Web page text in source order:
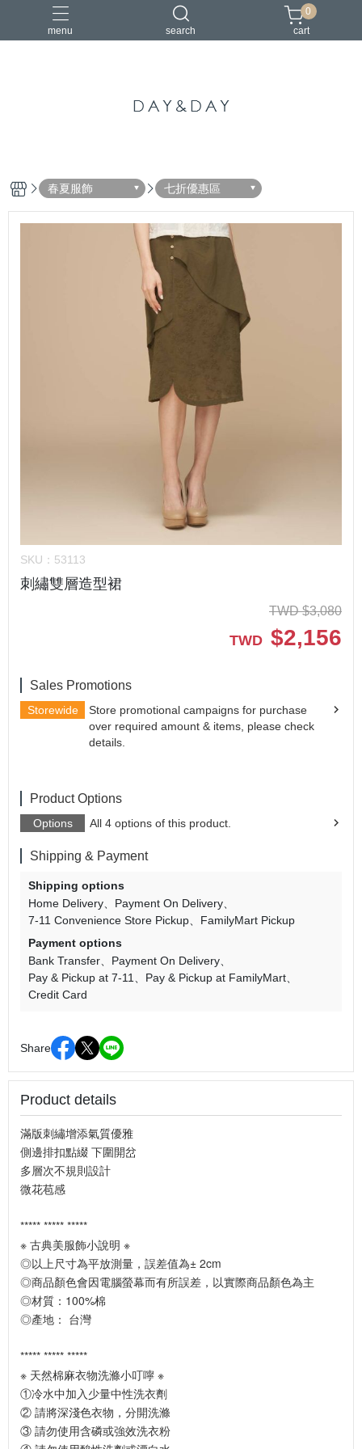
menu search
棉麻 茶禪服
0
cart
春夏服飾 七折優惠區
SKU： 53113
刺繡雙層造型裙
TWD $3,080
TWD $2,156
Sales Promotions
Storewide
Store promotional campaigns for purchase
over required amount & items, please check
details.
Product Options
Options All 4 options of this product.
Shipping & Payment
Shipping options
Home Delivery
Payment On Delivery
7-11 Convenience Store Pickup
FamilyMart Pickup
Payment options
Bank Transfer
Payment On Delivery
Pay & Pickup at 7-11
Pay & Pickup at FamilyMart
Credit Card
Share
Product details
滿版刺繡增添氣質優雅
側邊排扣點綴 下圍開岔
多層次不規則設計
微花苞感
***** ***** *****
※ 古典美服飾小說明 ※
◎以上尺寸為平放測量，誤差值為± 2cm
◎商品顏色會因電腦螢幕而有所誤差，以實際商品顏色為主
◎材質：100%棉
◎產地： 台灣
***** ***** *****
※ 天然棉麻衣物洗滌小叮嚀 ※
①冷水中加入少量中性洗衣劑
② 請將深淺色衣物，分開洗滌
③ 請勿使用含磷或強效洗衣粉